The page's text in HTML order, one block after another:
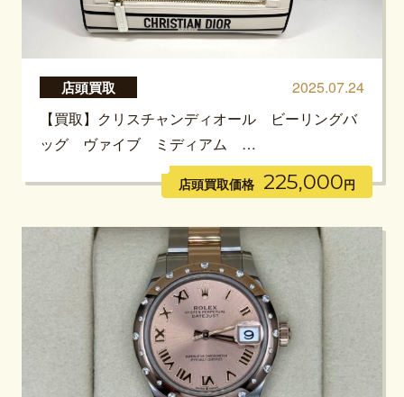
店頭買取
2025.07.24
【買取】クリスチャンディオール ビーリングバ
ッグ ヴァイブ ミディアム …
店頭買取価格 225,000円